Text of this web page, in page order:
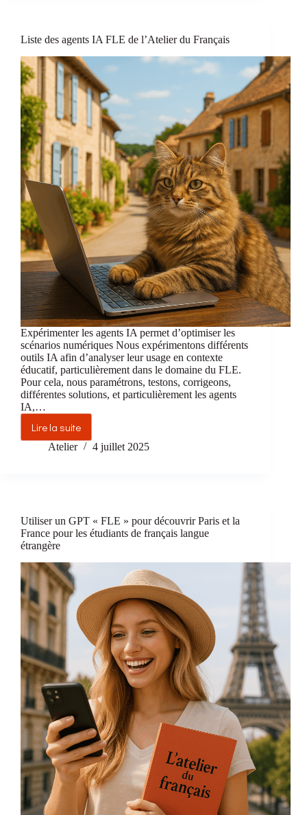
en
FLE
:
discussions,
comportement,
prompts
et
autonomie.
Liste des agents IA FLE de l’Atelier du Français
Expérimenter les agents IA permet d’optimiser les
scénarios numériques Nous expérimentons différents
outils IA afin d’analyser leur usage en contexte
éducatif, particulièrement dans le domaine du FLE.
Pour cela, nous paramétrons, testons, corrigeons,
différentes solutions, et particulièrement les agents
IA,…
Lire la suite
Liste
des
l’Atelier
du
Français
Atelier 4 juillet 2025
Utiliser un GPT « FLE » pour découvrir Paris et la
France pour les étudiants de français langue
étrangère